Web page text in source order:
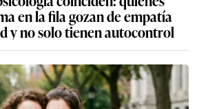
en la fila gozan de empatía
y no solo tienen autocontrol